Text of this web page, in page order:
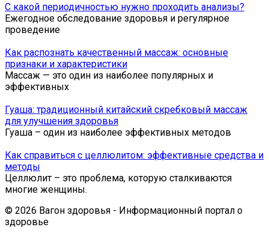
С какой периодичностью нужно проходить анализы?
Ежегодное обследование здоровья и регулярное
проведение
Как распознать качественный массаж: основные
признаки и характеристики
Массаж — это один из наиболее популярных и
эффективных
Гуаша: традиционный китайский скребковый массаж
для улучшения здоровья
Гуа­ша – один из на­и­бо­лее эф­фек­тив­ных ме­то­дов
Как справиться с целлюлитом: эффективные средства и
методы
Целлюлит – это проблема, которую сталкиваются
многие женщины.
© 2026 Вагон здоровья - Информационный портал о
здоровье